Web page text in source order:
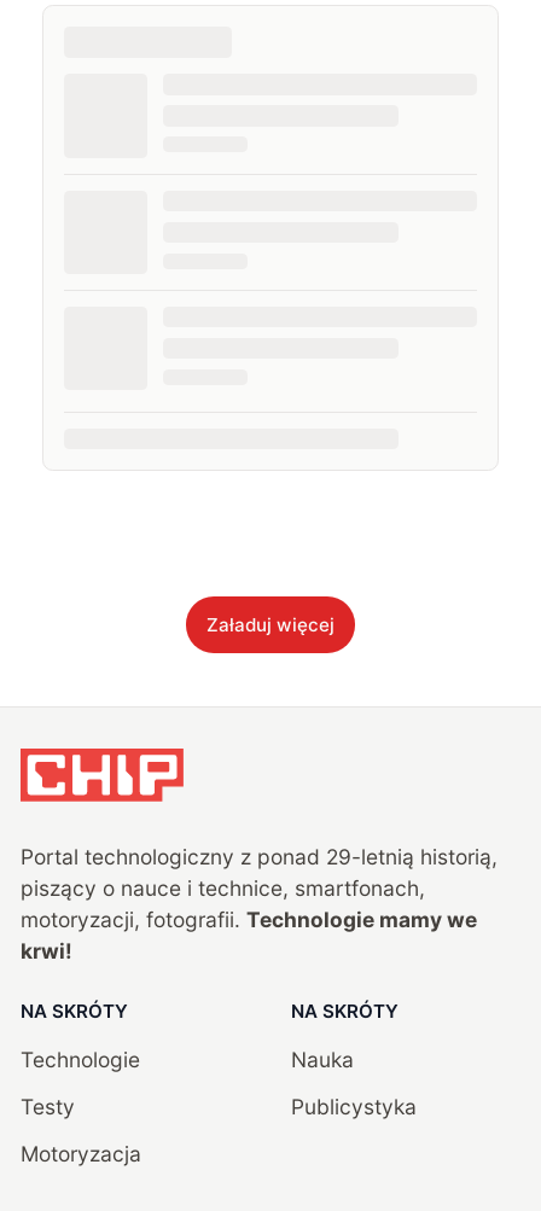
Załaduj więcej
Portal technologiczny z ponad 29-letnią historią,
piszący o nauce i technice, smartfonach,
motoryzacji, fotografii. Technologie mamy we
krwi!
NA SKRÓTY
Technologie
Testy
Motoryzacja
NA SKRÓTY
Nauka
Publicystyka